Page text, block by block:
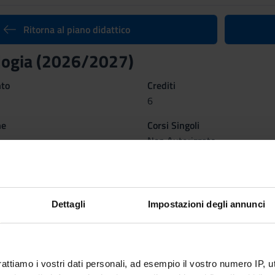
Dettagli Impostazioni degli annunci
i vostri dati personali, ad esempio il vostro numero IP,
Ritorna al piano didattico
(2026/2027)
Crediti
6
Corsi Singoli
Non Autorizzato
come segue:
Periodo